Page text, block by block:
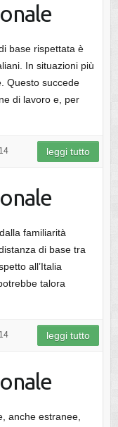
base rispettata è
In situazioni più
Questo succede
di lavoro e, per
leggi tutto
familiarità
di base tra
all’Italia
talora
leggi tutto
anche estranee,